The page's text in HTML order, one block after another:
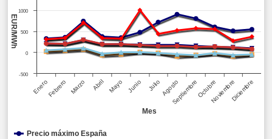
Mes
EUR/MWh
EneroFebrero Marzo Abril Mayo Junio Julio AgostoSeptiembreOctubreNoviembreDiciembre
0
500
1000
-500
Precio máximo España